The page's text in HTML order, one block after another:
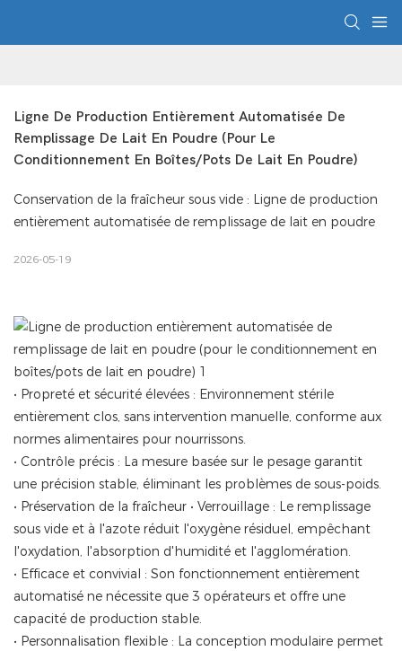
Ligne De Production Entièrement Automatisée De
Remplissage De Lait En Poudre (pour Le
Conditionnement En Boîtes/pots De Lait En Poudre)
Conservation de la fraîcheur sous vide : Ligne de production
entièrement automatisée de remplissage de lait en poudre
2026-05-19
• Propreté et sécurité élevées : Environnement stérile
entièrement clos, sans intervention manuelle, conforme aux
normes alimentaires pour nourrissons.
• Contrôle précis : La mesure basée sur le pesage garantit
une précision stable, éliminant les problèmes de sous-poids.
• Préservation de la fraîcheur • Verrouillage : Le remplissage
sous vide et à l'azote réduit l'oxygène résiduel, empêchant
l'oxydation, l'absorption d'humidité et l'agglomération.
• Efficace et convivial : Son fonctionnement entièrement
automatisé ne nécessite que 3 opérateurs et offre une
capacité de production stable.
• Personnalisation flexible : La conception modulaire permet